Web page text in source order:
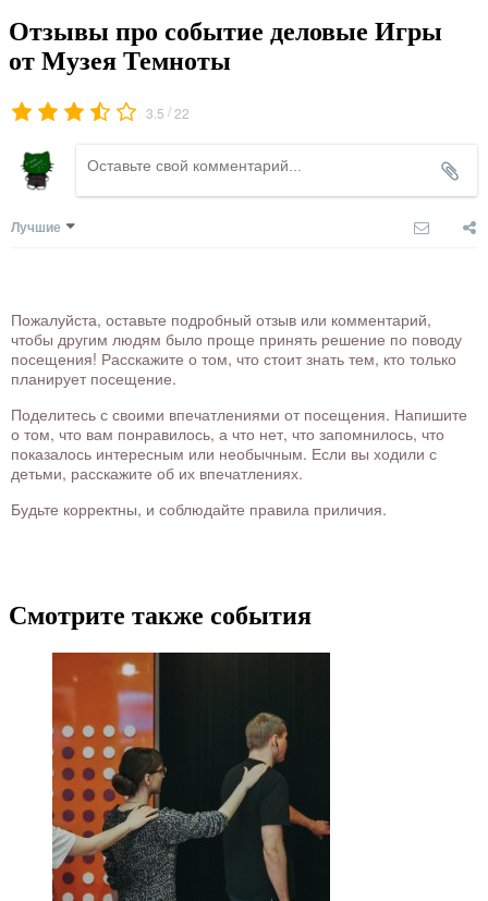
Отзывы про событие деловые Игры
от Музея Темноты
3.5 /22
Лучшие
Пожалуйста, оставьте подробный отзыв или комментарий,
чтобы другим людям было проще принять решение по поводу
посещения! Расскажите о том, что стоит знать тем, кто только
планирует посещение.
Поделитесь с своими впечатлениями от посещения. Напишите
о том, что вам понравилось, а что нет, что запомнилось, что
показалось интересным или необычным. Если вы ходили с
детьми, расскажите об их впечатлениях.
Будьте корректны, и соблюдайте правила приличия.
Смотрите также события